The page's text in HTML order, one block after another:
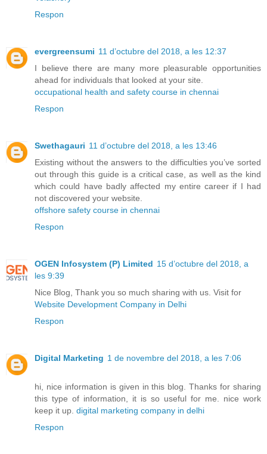
Respon
evergreensumi 11 d’octubre del 2018, a les 12:37
I believe there are many more pleasurable opportunities
ahead for individuals that looked at your site.
occupational health and safety course in chennai
Respon
Swethagauri 11 d’octubre del 2018, a les 13:46
Existing without the answers to the difficulties you’ve sorted
out through this guide is a critical case, as well as the kind
which could have badly affected my entire career if I had
not discovered your website.
offshore safety course in chennai
Respon
OGEN Infosystem (P) Limited 15 d’octubre del 2018, a
les 9:39
Nice Blog, Thank you so much sharing with us. Visit for
Website Development Company in Delhi
Respon
Digital Marketing 1 de novembre del 2018, a les 7:06
hi, nice information is given in this blog. Thanks for sharing
this type of information, it is so useful for me. nice work
keep it up. digital marketing company in delhi
Respon